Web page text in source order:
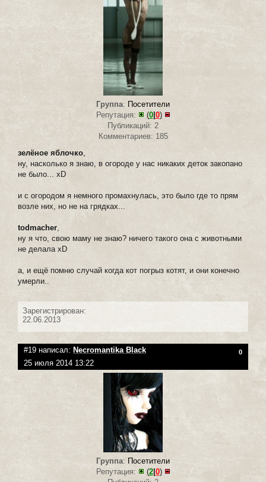
Группа: Посетители
Репутация:
(0| 0)
Публикаций: 2
Комментариев: 185
зелёное яблочко,
ну, насколько я знаю, в огороде у нас никаких деток закопано
не было... xD
и с огородом я немного промахнулась, это было где то прям
возле них, но не на грядках...
todmacher,
ну я что, свою маму не знаю? ничего такого она с животными
не делала xD
а, и ещё помню случай когда кот погрыз котят, и они конечно
умерли..
Зарегистрирован:
22.06.2013
#19 написал: Necromantika Black 0
25 июля 2014 13:22
Группа: Посетители
Репутация:
(2| 0)